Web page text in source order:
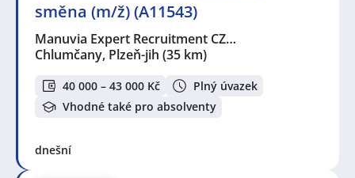
směna (m/ž) (A11543)
Manuvia Expert Recruitment CZ…
Chlumčany, Plzeň-jih (35 km)
40 000 – 43 000 Kč
Plný úvazek
Vhodné také pro absolventy
dnešní